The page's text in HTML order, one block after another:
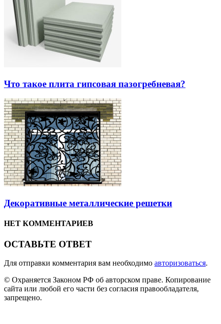
Что такое плита гипсовая пазогребневая?
Декоративные металлические решетки
НЕТ КОММЕНТАРИЕВ
ОСТАВЬТЕ ОТВЕТ
Для отправки комментария вам необходимо авторизоваться.
© Охраняется Законом РФ об авторском праве. Копирование
сайта или любой его части без согласия правообладателя,
запрещено.